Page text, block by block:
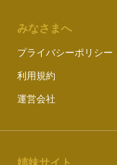
みなさまへ
プライバシーポリシー
利用規約
運営会社
姉妹サイト